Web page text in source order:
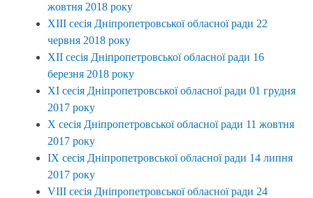
жовтня 2018 року
XIII сесія Дніпропетровської обласної ради 22
червня 2018 року
XIІ сесія Дніпропетровської обласної ради 16
березня 2018 року
XI сесія Дніпропетровської обласної ради 01 грудня
2017 року
X сесія Дніпропетровської обласної ради 11 жовтня
2017 року
IX сесія Дніпропетровської обласної ради 14 липня
2017 року
VIII сесія Дніпропетровської обласної ради 24